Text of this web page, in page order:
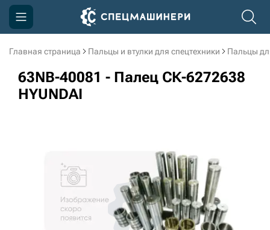
Главная страница Пальцы и втулки для спецтехники Пальцы
63NB-40081 - Палец СК-6272638
HYUNDAI
Компания
Акции
3D тур по производству
3D тур по складам